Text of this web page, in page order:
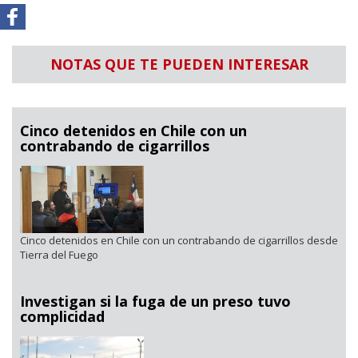
NOTAS QUE TE PUEDEN INTERESAR
Cinco detenidos en Chile con un
contrabando de cigarrillos
Cinco detenidos en Chile con un contrabando de cigarrillos desde
Tierra del Fuego
Investigan si la fuga de un preso tuvo
complicidad